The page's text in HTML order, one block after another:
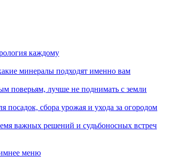
каждому
минералы подходят именно вам
поверьям, лучше не поднимать с земли
посадок, сбора урожая и ухода за огородом
важных решений и судьбоносных встреч
меню